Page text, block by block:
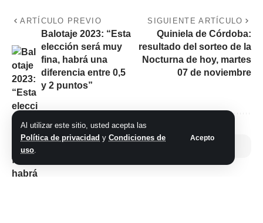
Al utilizar este sitio, usted acepta las
Política de privacidad y Condiciones de
uso.
Acepto
ARTÍCULO PREVIO
Balotaje 2023: “Esta
elección será muy
fina, habrá una
diferencia entre 0,5
y 2 puntos”
SIGUIENTE ARTÍCULO
Quiniela de Córdoba:
resultado del sorteo de la
Nocturna de hoy, martes
07 de noviembre